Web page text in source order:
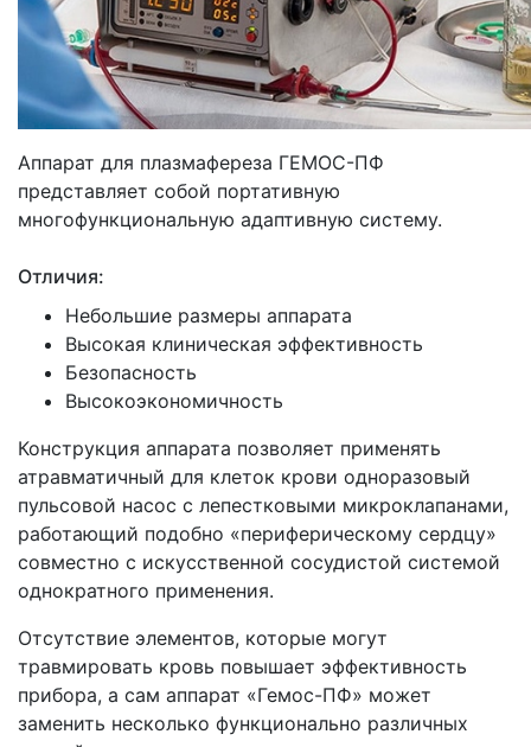
Аппарат для плазмафереза ГЕМОС-ПФ
представляет собой портативную
многофункциональную адаптивную систему.
Отличия:
Небольшие размеры аппарата
Высокая клиническая эффективность
Безопасность
Высокоэкономичность
Конструкция аппарата позволяет применять
атравматичный для клеток крови одноразовый
пульсовой насос с лепестковыми микроклапанами,
работающий подобно «периферическому сердцу»
совместно с искусственной сосудистой системой
однократного применения.
Отсутствие элементов, которые могут
травмировать кровь повышает эффективность
прибора, а сам аппарат «Гемос-ПФ» может
заменить несколько функционально различных